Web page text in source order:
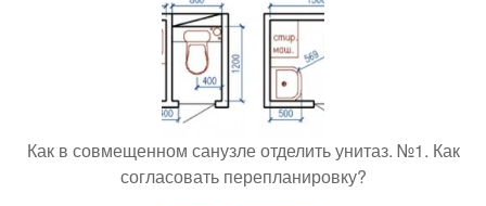
Как в совмещенном санузле отделить унитаз. №1. Как
согласовать перепланировку?